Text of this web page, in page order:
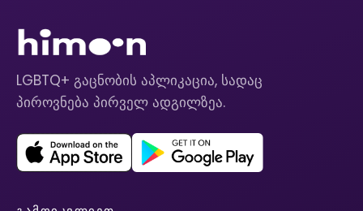
LGBTQ+ გაცნობის აპლიკაცია, სადაც
პიროვნება პირველ ადგილზეა.